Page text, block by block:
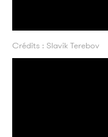
Crédits : Slavik Terebov